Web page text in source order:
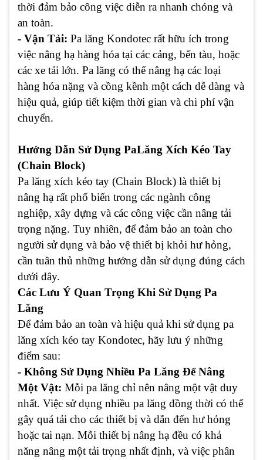
thời đảm bảo công việc diễn ra nhanh chóng và
an toàn.
- Vận Tải: Pa lăng Kondotec rất hữu ích trong
việc nâng hạ hàng hóa tại các cảng, bến tàu, hoặc
các xe tải lớn. Pa lăng có thể nâng hạ các loại
hàng hóa nặng và cồng kềnh một cách dễ dàng và
hiệu quả, giúp tiết kiệm thời gian và chi phí vận
chuyển.
Hướng Dẫn Sử Dụng PaLăng Xích Kéo Tay
(Chain Block)
Pa lăng xích kéo tay (Chain Block) là thiết bị
nâng hạ rất phổ biến trong các ngành công
nghiệp, xây dựng và các công việc cần nâng tải
trọng nặng. Tuy nhiên, để đảm bảo an toàn cho
người sử dụng và bảo vệ thiết bị khỏi hư hỏng,
cần tuân thủ những hướng dẫn sử dụng đúng cách
dưới đây.
Các Lưu Ý Quan Trọng Khi Sử Dụng Pa
Lăng
Để đảm bảo an toàn và hiệu quả khi sử dụng pa
lăng xích kéo tay Kondotec, hãy lưu ý những
điểm sau:
- Không Sử Dụng Nhiều Pa Lăng Để Nâng
Một Vật: Mỗi pa lăng chỉ nên nâng một vật duy
nhất. Việc sử dụng nhiều pa lăng đồng thời có thể
gây quá tải cho các thiết bị và dẫn đến hư hỏng
hoặc tai nạn. Mỗi thiết bị nâng hạ đều có khả
năng nâng một tải trọng nhất định, và việc phân